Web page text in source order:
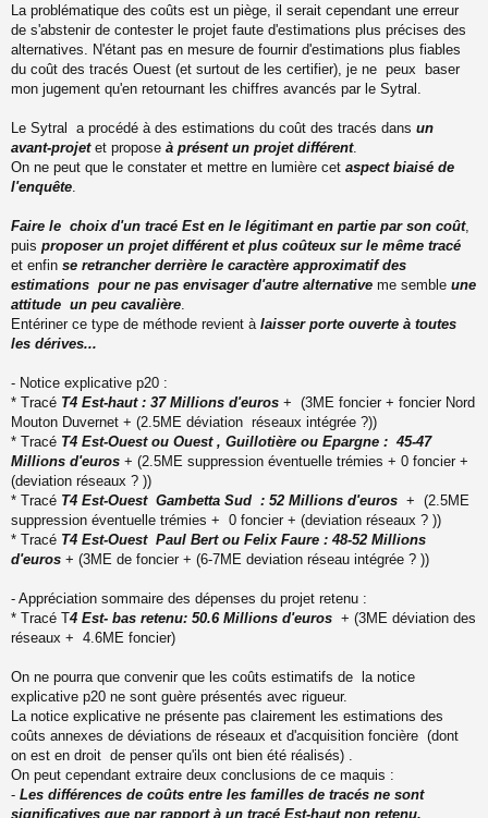
La problématique des coûts est un piège, il serait cependant une erreur
de s'abstenir de contester le projet faute d'estimations plus précises des
alternatives. N'étant pas en mesure de fournir d'estimations plus fiables
du coût des tracés Ouest (et surtout de les certifier), je ne peux baser
mon jugement qu'en retournant les chiffres avancés par le Sytral.
Le Sytral a procédé à des estimations du coût des tracés dans un
avant-projetet propose à présent un projet différent.
On ne peut que le constater et mettre en lumière cet aspect biaisé de
l'enquête
Faire le choix d'un tracé Est en le légitimant en partie par son coût,
puis proposer un projet différent et plus coûteux sur le même tracé
et enfin se retrancher derrière le caractère approximatif des
estimations pour ne pas envisager d'autre alternative me semble une
attitude un peu cavalière
Entériner ce type de méthode revient à laisser porte ouverte à toutes
les dérives...
- Notice explicative p20 :
* Tracé T4 Est-haut : 37 Millions d'euros + (3ME foncier + foncier Nord
Mouton Duvernet + (2.5ME déviation réseaux intégrée ?))
* Tracé T4 Est-Ouest ou Ouest , Guillotière ou Epargne : 45-47
Millions d'euros + (2.5ME suppression éventuelle trémies + 0 foncier +
(deviation réseaux ? ))
* Tracé T4 Est-Ouest Gambetta Sud : 52 Millions d'euros + (2.5ME
suppression éventuelle trémies + 0 foncier + (deviation réseaux ? ))
* Tracé T4 Est-Ouest Paul Bert ou Felix Faure : 48-52 Millions
d'euros + (3ME de foncier + (6-7ME deviation réseau intégrée ? ))
- Appréciation sommaire des dépenses du projet retenu :
* Tracé T4 Est- bas retenu: 50.6 Millions d'euros + (3ME déviation des
réseaux + 4.6ME foncier)
On ne pourra que convenir que les coûts estimatifs de la notice
explicative p20 ne sont guère présentés avec rigueur.
La notice explicative ne présente pas clairement les estimations des
coûts annexes de déviations de réseaux et d'acquisition foncière (dont
on est en droit de penser qu'ils ont bien été réalisés) .
On peut cependant extraire deux conclusions de ce maquis :
- Les différences de coûts entre les familles de tracés ne sont
significatives que par rapport à un tracé Est-haut non retenu.